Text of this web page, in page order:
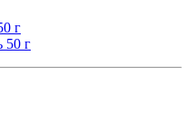
г
50 г